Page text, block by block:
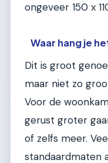
ongeveer 150 x
Waar hang je
Dit is groot
maar niet zo
Voor de
gerust groter
of zelfs meer.
standaardmaten